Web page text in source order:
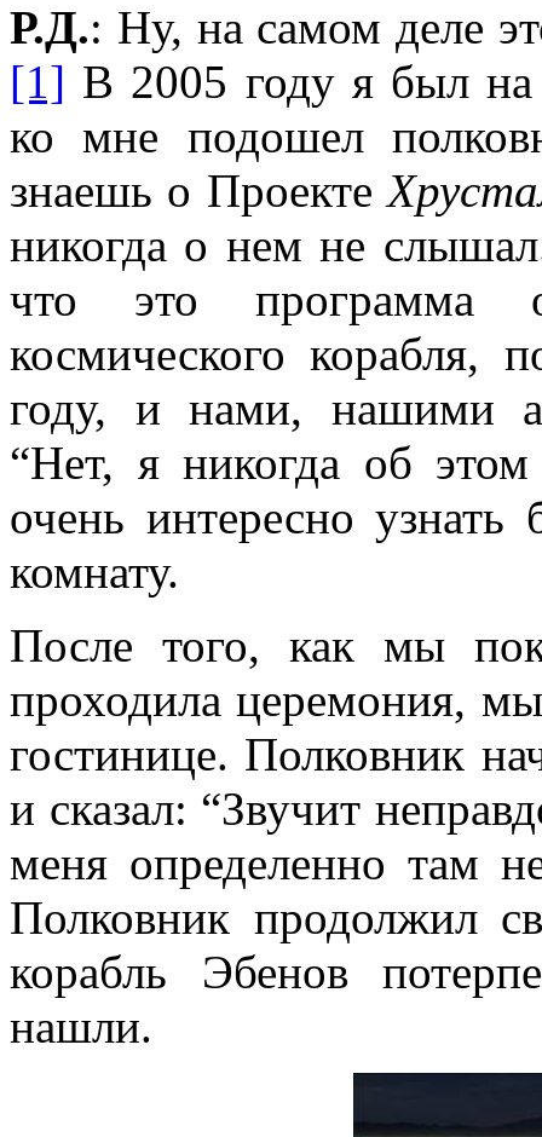
Р.Д.: Ну, на самом деле
[1] В 2005 году я был
ко мне подошел
знаешь о Проекте
никогда о нем не
что это программа
космического корабля,
году, и нами, нашими
“Нет, я никогда об
очень интересно
комнату.
После того, как мы
проходила церемония,
гостинице. Полковник
и сказал: “Звучит
меня определенно там
Полковник продолжил
корабль Эбенов
нашли.